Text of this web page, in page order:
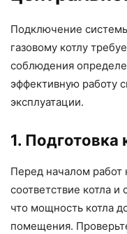
Подключение
газовому котлу
соблюдения
эффективную работу
эксплуатации.
1.
Перед началом работ
соответствие котла
что мощность котла
помещения.